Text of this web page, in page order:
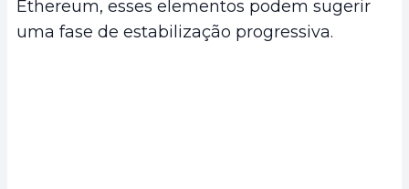
Ethereum, esses elementos podem sugerir
uma fase de estabilização progressiva.